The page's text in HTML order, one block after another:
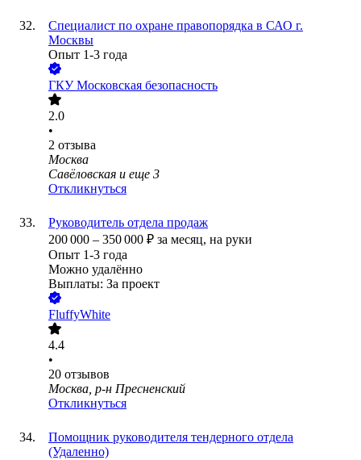
Специалист по охране правопорядка в САО г.
Москвы
Опыт 1-3 года
ГКУ Московская безопасность
2.0
•
2 отзыва
Москва
Савёловская и еще 3
Откликнуться
Руководитель отдела продаж
200 000 – 350 000 ₽ за месяц, на руки
Опыт 1-3 года
Можно удалённо
Выплаты: За проект
FluffyWhite
4.4
•
20 отзывов
Москва, р-н Пресненский
Откликнуться
Помощник руководителя тендерного отдела
(Удаленно)